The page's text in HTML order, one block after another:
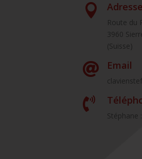
 Adresse
Route du
3960
(Suisse)
 Email

Stéphane :